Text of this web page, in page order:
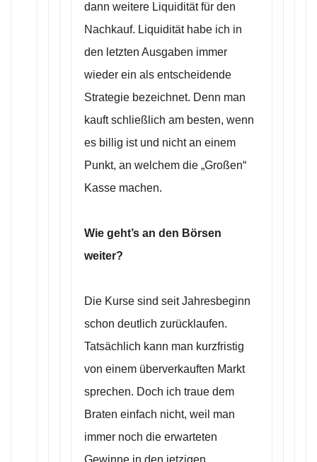
dann weitere Liquidität für den
Nachkauf. Liquidität habe ich in
den letzten Ausgaben immer
wieder ein als entscheidende
Strategie bezeichnet. Denn man
kauft schließlich am besten, wenn
es billig ist und nicht an einem
Punkt, an welchem die „Großen“
Kasse machen.
Wie geht’s an den Börsen
weiter?
Die Kurse sind seit Jahresbeginn
schon deutlich zurücklaufen.
Tatsächlich kann man kurzfristig
von einem überverkauften Markt
sprechen. Doch ich traue dem
Braten einfach nicht, weil man
immer noch die erwarteten
Gewinne in den jetzigen